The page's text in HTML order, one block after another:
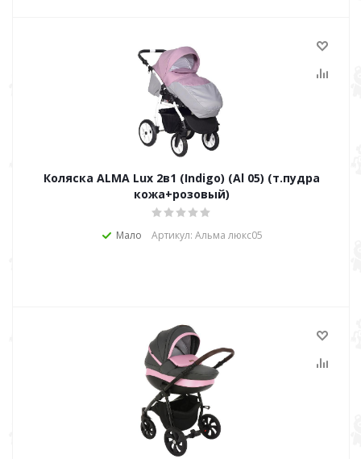
Коляска ALMA Lux 2в1 (Indigo) (Al 05) (т.пудра
кожа+розовый)
Мало Артикул: Альма люкс05